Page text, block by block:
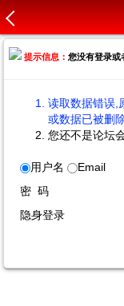
提示信息：您没有登录或
读取数据错误,
或数据已被删
您还不是论坛
用户名
Email
密 码
隐身登录